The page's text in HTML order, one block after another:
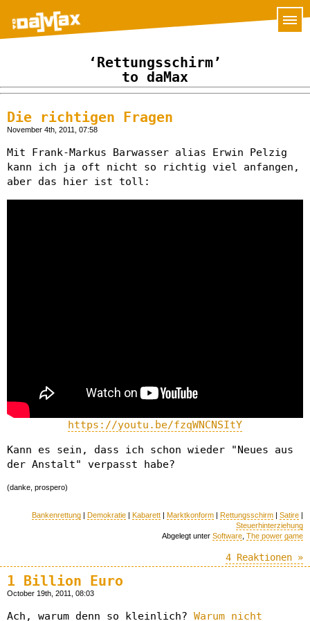
‘Rettungsschirm’
to daMax
Die richtigen Fragen
November 4th, 2011, 07:58
Mit Frank-Markus Barwasser alias Erwin Pelzig
kann ich ja oft nicht so richtig viel anfangen,
aber das hier ist toll:
https://youtu.be/fzqWNCNSItY
Kann es sein, dass ich schon wieder "Neues aus
der Anstalt" verpasst habe?
(danke, prospero)
Bankenrettung | Demokratie | Kabarett | Marktkonform | Rettungsschirm | Satire |
Steuerhinterziehung
Abgelegt unter Software The power game
4 Reaktionen »
1 Billion Euro
October 19th, 2011, 08:03
Ach, warum denn so kleinlich? Warum nicht